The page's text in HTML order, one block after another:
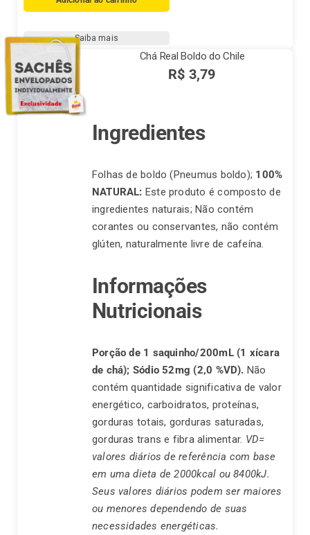
Capim
Cidreira
(Cymbopogon
Saiba mais
Chá Real Boldo do Chile
R$ 3,79
Ingredientes
Folhas de boldo (Pneumus boldo); 100%
NATURAL: Este produto é composto de
ingredientes naturais; Não contém
corantes ou conservantes, não contém
glúten, naturalmente livre de cafeína.
Informações
Nutricionais
Porção de 1 saquinho/200mL (1 xícara
de chá); Sódio 52mg (2,0 %VD).
contém quantidade significativa de valor
energético, carboidratos, proteínas,
gorduras totais, gorduras saturadas,
gorduras trans e fibra alimentar. VD=
valores diários de referência com base
em uma dieta de 2000kcal ou 8400kJ.
Seus valores diários podem ser maiores
ou menores dependendo de suas
necessidades energéticas.